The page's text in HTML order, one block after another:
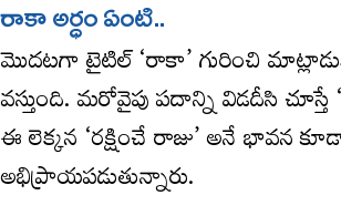
రాకా అర్ధం ఏంటి..
మొదటగా టైటిల్ ‘రాకా’ గురించి
వస్తుంది. మరోవైపు పదాన్ని విడదీసి
ఈ లెక్కన ‘రక్షించే రాజు’ అనే భావన
అభిప్రాయపడుతున్నారు.